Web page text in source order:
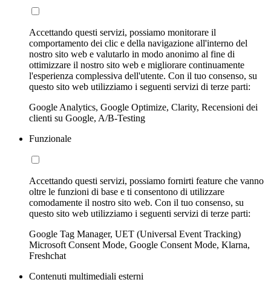
Accettando questi servizi, possiamo monitorare il
comportamento dei clic e della navigazione all'interno del
nostro sito web e valutarlo in modo anonimo al fine di
ottimizzare il nostro sito web e migliorare continuamente
l'esperienza complessiva dell'utente. Con il tuo consenso, su
questo sito web utilizziamo i seguenti servizi di terze parti:
Google Analytics, Google Optimize, Clarity, Recensioni dei
clienti su Google, A/B-Testing
Funzionale
Accettando questi servizi, possiamo fornirti feature che vanno
oltre le funzioni di base e ti consentono di utilizzare
comodamente il nostro sito web. Con il tuo consenso, su
questo sito web utilizziamo i seguenti servizi di terze parti:
Google Tag Manager, UET (Universal Event Tracking)
Microsoft Consent Mode, Google Consent Mode, Klarna,
Freshchat
Contenuti multimediali esterni